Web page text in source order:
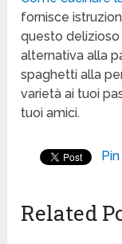
fornisce
questo
alternativa alla
spaghetti alla
varietà ai tuoi
tuoi amici.
Related